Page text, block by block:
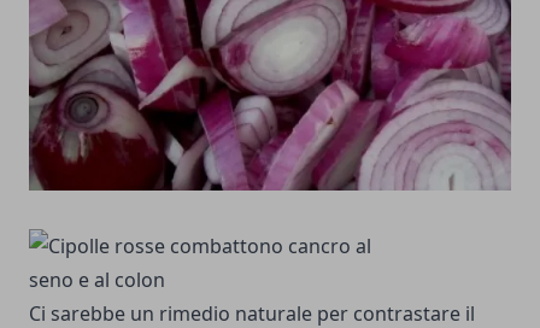
Ci sarebbe un rimedio naturale per contrastare il